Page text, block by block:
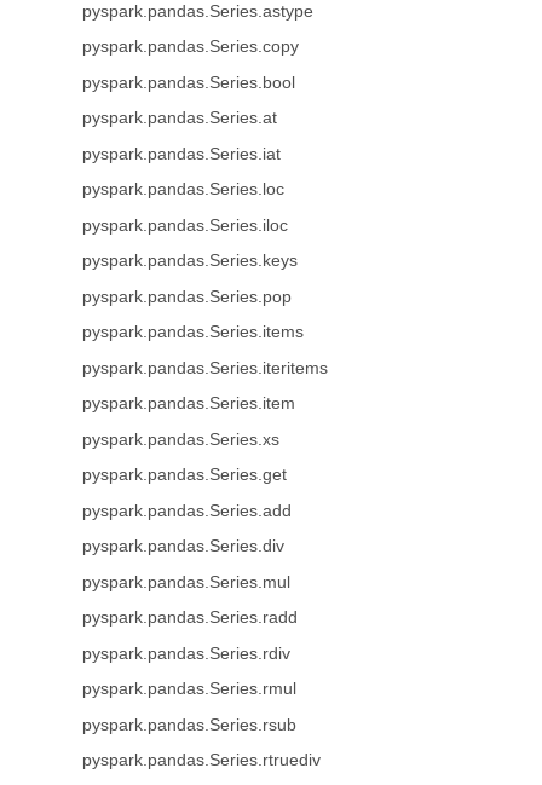
pyspark.pandas.Series.astype
pyspark.pandas.Series.copy
pyspark.pandas.Series.bool
pyspark.pandas.Series.at
pyspark.pandas.Series.iat
pyspark.pandas.Series.loc
pyspark.pandas.Series.iloc
pyspark.pandas.Series.keys
pyspark.pandas.Series.pop
pyspark.pandas.Series.items
pyspark.pandas.Series.iteritems
pyspark.pandas.Series.item
pyspark.pandas.Series.xs
pyspark.pandas.Series.get
pyspark.pandas.Series.add
pyspark.pandas.Series.div
pyspark.pandas.Series.mul
pyspark.pandas.Series.radd
pyspark.pandas.Series.rdiv
pyspark.pandas.Series.rmul
pyspark.pandas.Series.rsub
pyspark.pandas.Series.rtruediv